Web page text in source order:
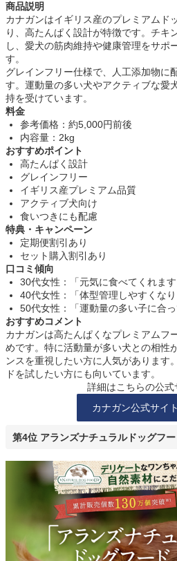
商品説明
カナガンはイギリス産のプレミアムド
り、高たんぱく設計が特徴です。チキ
し、愛犬の筋肉維持や健康管理をサポ
す。
グレインフリー仕様で、人工添加物に
す。運動量の多い犬やアクティブな愛
持を受けています。
料金
参考価格：約5,000円前後
内容量：2kg
おすすめポイント
高たんぱく設計
グレインフリー
イギリス産プレミアム品質
アクティブ犬向け
食いつきにも配慮
特典・キャンペーン
定期便割引あり
セット購入割引あり
口コミ傾向
30代女性：「元気に食べてくれます
40代女性：「体型管理しやすくなり
50代女性：「運動量の多い子に合っ
おすすめコメント
カナガンは高たんぱくなプレミアムフ
めです。特に活動量が多い犬との相性
ンスを重視したい方に人気があります
ドを試したい方にも向いています。
詳細はこちらの公式
カナガン公式サイ
第4位 アランズナチュラルドッグフー